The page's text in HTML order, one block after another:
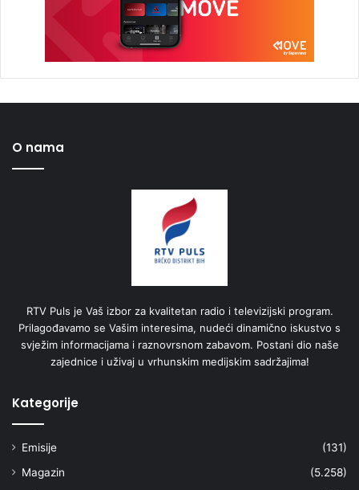
O nama
RTV Puls je Vaš izbor za kvalitetan radio i televizijski program.
Prilagođavamo se Vašim interesima, nudeći dinamično iskustvo s
svježim informacijama i raznovrsnom zabavom. Postani dio naše
zajednice i uživaj u vrhunskim medijskim sadržajima!
Kategorije
Emisije
(131)
Magazin
(5.258)